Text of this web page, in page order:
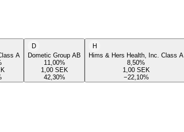
A
D
Dometic Group AB
11,00%
1,00 SEK
42,30%
H
Hims & Hers Health, Inc. Class A
8,50%
1,00 SEK
−22,10%